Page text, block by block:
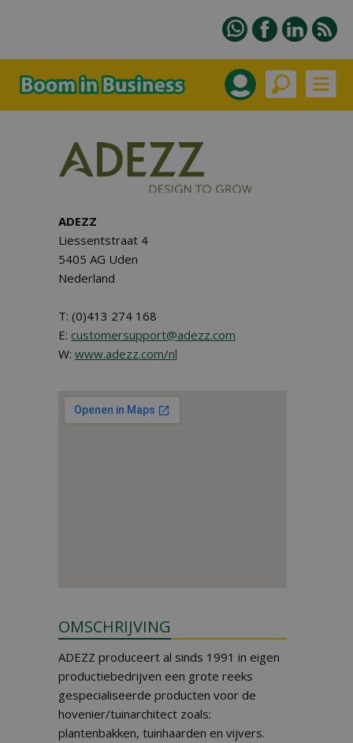
ADEZZ
Liessentstraat 4
5405 AG Uden
Nederland
T: (0)413 274 168
E: customersupport@adezz.com
W: www.adezz.com/nl
OMSCHRIJVING
ADEZZ produceert al sinds 1991 in eigen
productiebedrijven een grote reeks
gespecialiseerde producten voor de
hovenier/tuinarchitect zoals:
plantenbakken, tuinhaarden en vijvers.